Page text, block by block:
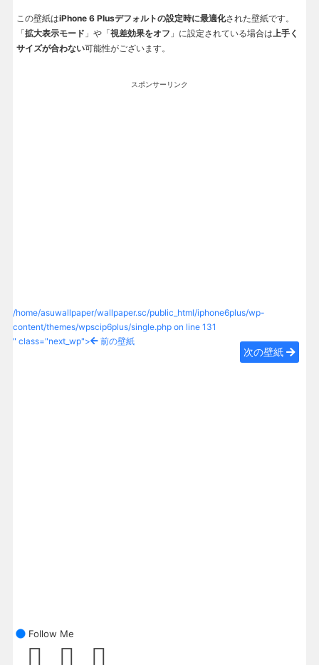
この壁紙はiPhone 6 Plusデフォルトの設定時に最適化された壁紙です。
「拡大表示モード 」や「視差効果をオフ 」に設定されている場合は上手く
サイズが合わない可能性がございます。
スポンサーリンク
/home/asuwallpaper/wallpaper.sc/public_html/iphone6plus/wp-
content/themes/wpscip6plus/single.php on line 131
" class="next_wp">
前の壁紙
次の壁紙
Follow Me